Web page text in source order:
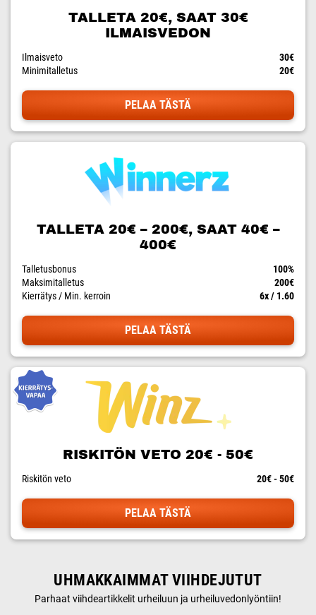
TALLETA 20€, SAAT 30€
ILMAISVEDON
Ilmaisveto
30€
Minimitalletus
20€
PELAA TÄSTÄ
TALLETA 20€ – 200€, SAAT 40€ –
400€
Talletusbonus
100%
Maksimitalletus
200€
Kierrätys / Min. kerroin
6x / 1.60
PELAA TÄSTÄ
RISKITÖN VETO 20€ - 50€
Riskitön veto 20€ - 50€
PELAA TÄSTÄ
UHMAKKAIMMAT VIIHDEJUTUT
Parhaat viihdeartikkelit urheiluun ja urheiluvedonlyöntiin!